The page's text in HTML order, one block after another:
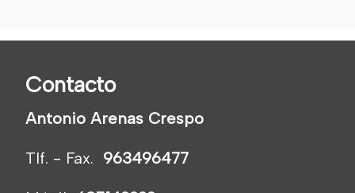
Contacto
Antonio Arenas Crespo
Tlf. - Fax. 963496477